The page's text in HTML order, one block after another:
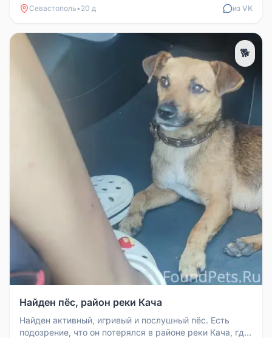
Севастополь• 20 д из VK
🐕
Найден пёс, район реки Кача
Найден активный, игривый и послушный пёс. Есть
подозрение, что он потерялся в районе реки Кача, где